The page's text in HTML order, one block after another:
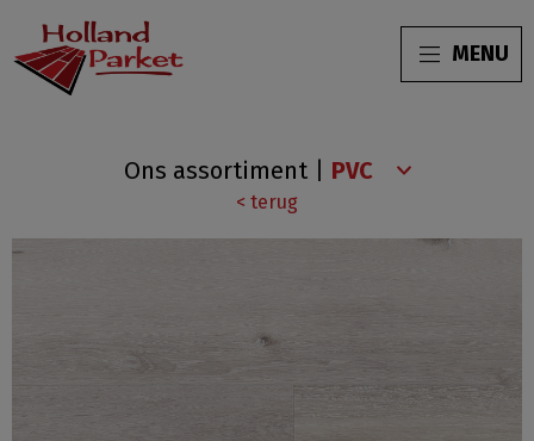
MENU
Light
Ons assortiment
< terug